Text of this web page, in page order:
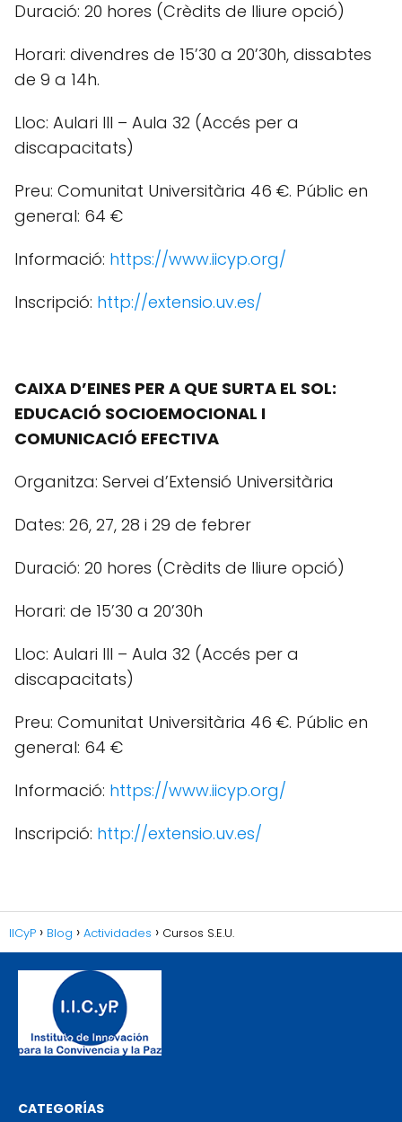
Duració: 20 hores (Crèdits de lliure opció)
Horari: divendres de 15’30 a 20’30h, dissabtes
de 9 a 14h.
Lloc: Aulari III – Aula 32 (Accés per a
discapacitats)
Preu: Comunitat Universitària 46 €. Públic en
general: 64 €
Informació: https://www.iicyp.org/
Inscripció: http://extensio.uv.es/
CAIXA D’EINES PER A QUE SURTA EL SOL:
EDUCACIÓ SOCIOEMOCIONAL I
COMUNICACIÓ EFECTIVA
Organitza: Servei d’Extensió Universitària
Dates: 26, 27, 28 i 29 de febrer
Duració: 20 hores (Crèdits de lliure opció)
Horari: de 15’30 a 20’30h
Lloc: Aulari III – Aula 32 (Accés per a
discapacitats)
Preu: Comunitat Universitària 46 €. Públic en
general: 64 €
Informació: https://www.iicyp.org/
Inscripció: http://extensio.uv.es/
IICyP Blog Actividades Cursos S.E.U.
CATEGORÍAS